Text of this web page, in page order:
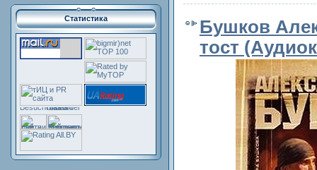
Статистика
Бушков
тост